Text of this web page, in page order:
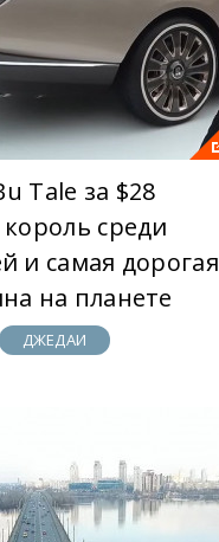
Tale за $28
среди
и самая дорогая
на планете
ДЖЕДАИ